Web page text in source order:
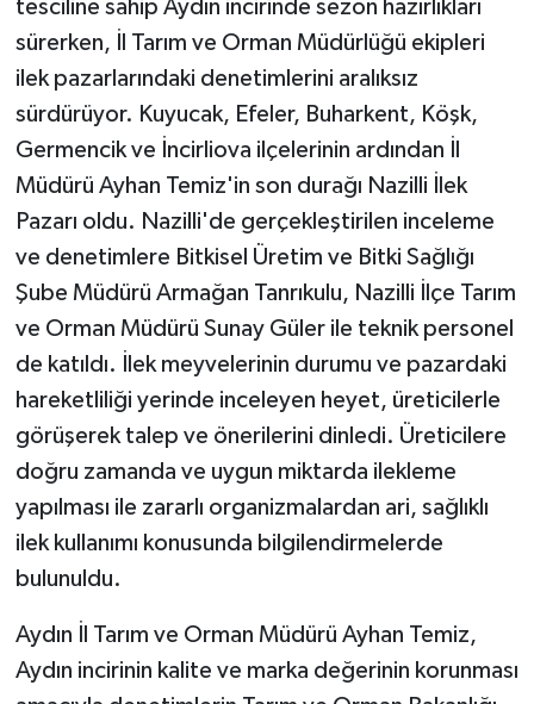
tesciline sahip Aydın incirinde sezon hazırlıkları
sürerken, İl Tarım ve Orman Müdürlüğü ekipleri
ilek pazarlarındaki denetimlerini aralıksız
sürdürüyor. Kuyucak, Efeler, Buharkent, Köşk,
Germencik ve İncirliova ilçelerinin ardından İl
Müdürü Ayhan Temiz'in son durağı Nazilli İlek
Pazarı oldu. Nazilli'de gerçekleştirilen inceleme
ve denetimlere Bitkisel Üretim ve Bitki Sağlığı
Şube Müdürü Armağan Tanrıkulu, Nazilli İlçe Tarım
ve Orman Müdürü Sunay Güler ile teknik personel
de katıldı. İlek meyvelerinin durumu ve pazardaki
hareketliliği yerinde inceleyen heyet, üreticilerle
görüşerek talep ve önerilerini dinledi. Üreticilere
doğru zamanda ve uygun miktarda ilekleme
yapılması ile zararlı organizmalardan ari, sağlıklı
ilek kullanımı konusunda bilgilendirmelerde
bulunuldu.
Aydın İl Tarım ve Orman Müdürü Ayhan Temiz,
Aydın incirinin kalite ve marka değerinin korunması